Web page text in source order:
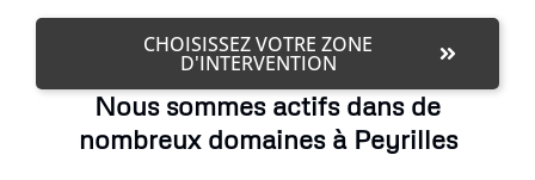
CHOISISSEZ VOTRE ZONE
D'INTERVENTION
Nous sommes actifs dans de
nombreux domaines à Peyrilles